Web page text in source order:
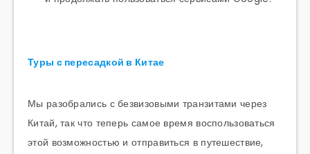
Туры с пересадкой в Китае
Мы разобрались с безвизовыми транзитами через
Китай, так что теперь самое время воспользоваться
этой возможностью и отправиться в путешествие,